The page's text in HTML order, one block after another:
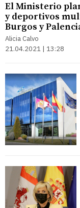
El Ministerio
y deportivos
Burgos y
Alicia Calvo
21.04.2021 | 13:28